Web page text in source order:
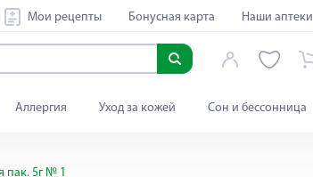
Мои рецепты Бонусная карта Наши аптеки
Аллергия Уход за кожей Сон и бессонница
пак. 5г № 1